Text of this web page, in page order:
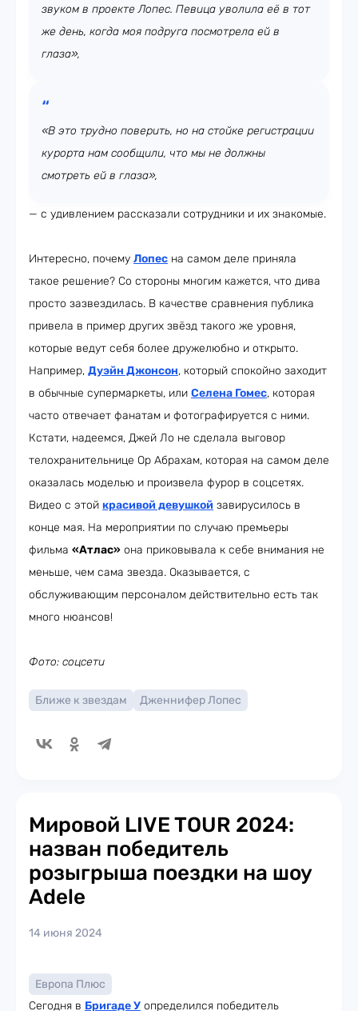
звуком в проекте Лопес. Певица уволила её в тот
же день, когда моя подруга посмотрела ей в
глаза»,
«В это трудно поверить, но на стойке регистрации
курорта нам сообщили, что мы не должны
смотреть ей в глаза»,
— с удивлением рассказали сотрудники и их знакомые.
Интересно, почему Лопес на самом деле приняла
такое решение? Со стороны многим кажется, что дива
просто зазвездилась. В качестве сравнения публика
привела в пример других звёзд такого же уровня,
которые ведут себя более дружелюбно и открыто.
Например, Дуэйн Джонсон, который спокойно заходит
в обычные супермаркеты, или Селена Гомес, которая
часто отвечает фанатам и фотографируется с ними.
Кстати, надеемся, Джей Ло не сделала выговор
телохранительнице Ор Абрахам, которая на самом деле
оказалась моделью и произвела фурор в соцсетях.
Видео с этой красивой девушкой завирусилось в
конце мая. На мероприятии по случаю премьеры
фильма «Атлас» она приковывала к себе внимания не
меньше, чем сама звезда. Оказывается, с
обслуживающим персоналом действительно есть так
много нюансов!
Фото: соцсети
Ближе к звездам Дженнифер Лопес
Мировой LIVE TOUR 2024:
назван победитель
розыгрыша поездки на шоу
Adele
14 июня 2024
Европа Плюс
Сегодня в Бригаде У определился победитель